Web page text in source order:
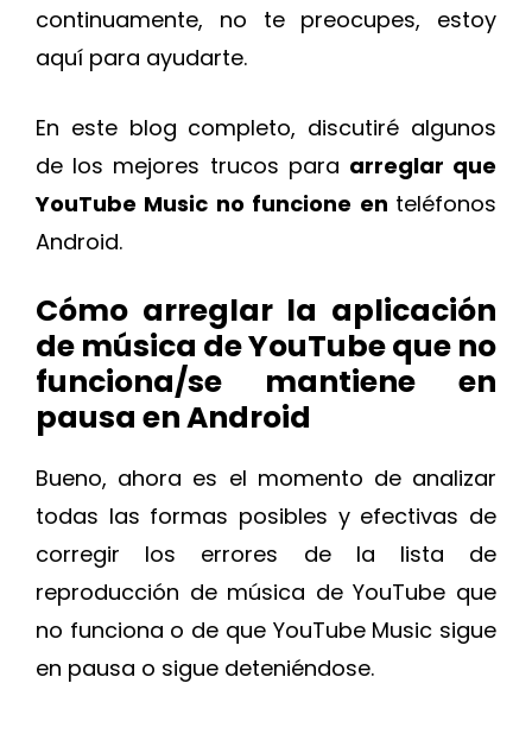
continuamente, no te preocupes, estoy
aquí para ayudarte.
En este blog completo, discutiré algunos
de los mejores trucos para arreglar que
YouTube Music no funcione en teléfonos
Android.
Cómo arreglar la aplicación
de música de YouTube que no
funciona/se mantiene en
pausa en Android
Bueno, ahora es el momento de analizar
todas las formas posibles y efectivas de
corregir los errores de la lista de
reproducción de música de YouTube que
no funciona o de que YouTube Music sigue
en pausa o sigue deteniéndose.